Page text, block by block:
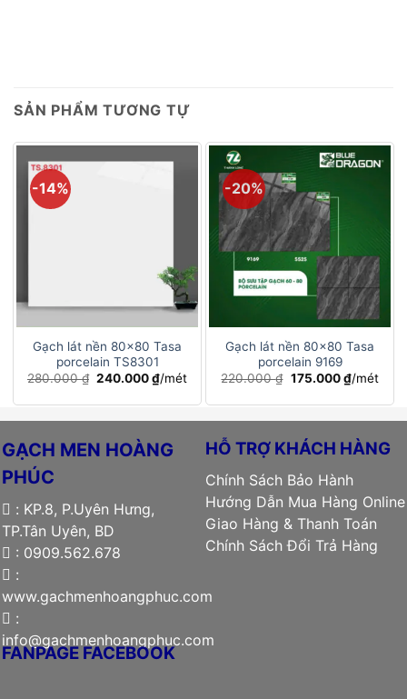
SẢN PHẨM TƯƠNG TỰ
-14%
Gạch lát nền 80×80 Tasa
porcelain TS8301
280.000₫ Giá
240.000₫Giá
hiện
240.000 ₫.
/mét
-20%
Gạch lát nền 80×80 Tasa
porcelain 9169
220.000₫ Giá
175.000₫Giá
hiện
175.000
/mét
GẠCH MEN HOÀNG
PHÚC
: KP.8, P.Uyên Hưng,
TP.Tân Uyên, BD
: 0909.562.678
:
www.gachmenhoangphuc.com
:
info@gachmenhoangphuc.com
HỖ TRỢ KHÁCH HÀNG
Chính Sách Bảo Hành
Hướng Dẫn Mua Hàng Online
Giao Hàng & Thanh Toán
Chính Sách Đổi Trả Hàng
FANPAGE FACEBOOK